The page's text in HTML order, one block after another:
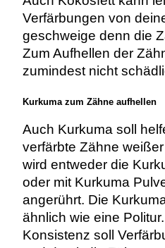
Verfärbungen von
geschweige denn die
Zum Aufhellen der
zumindest nicht
Kurkuma zum Zähne aufhellen
Auch Kurkuma soll
verfärbte Zähne
wird entweder die
oder mit Kurkuma
angerührt. Die
ähnlich wie eine
Konsistenz soll